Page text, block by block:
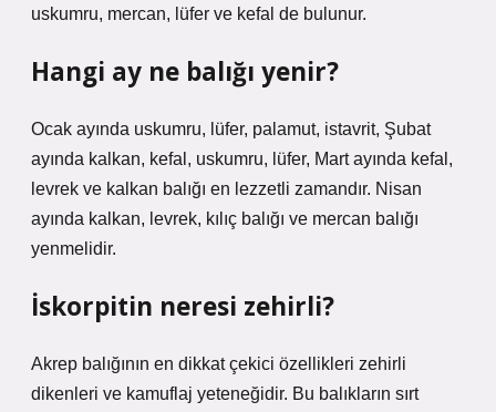
uskumru, mercan, lüfer ve kefal de bulunur.
Hangi ay ne balığı yenir?
Ocak ayında uskumru, lüfer, palamut, istavrit, Şubat
ayında kalkan, kefal, uskumru, lüfer, Mart ayında kefal,
levrek ve kalkan balığı en lezzetli zamandır. Nisan
ayında kalkan, levrek, kılıç balığı ve mercan balığı
yenmelidir.
İskorpitin neresi zehirli?
Akrep balığının en dikkat çekici özellikleri zehirli
dikenleri ve kamuflaj yeteneğidir. Bu balıkların sırt